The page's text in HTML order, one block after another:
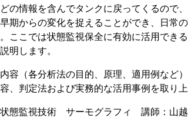
の情報を含んでタンクに戻ってくるので
期からの変化を捉えることができ、日常
ここでは状態監視保全に有効に活用でき
明します。
容（各分析法の目的、原理、適用例など）
、判定法および実務的な活用事例を取り上
態監視技術 サーモグラフィ 講師：山越